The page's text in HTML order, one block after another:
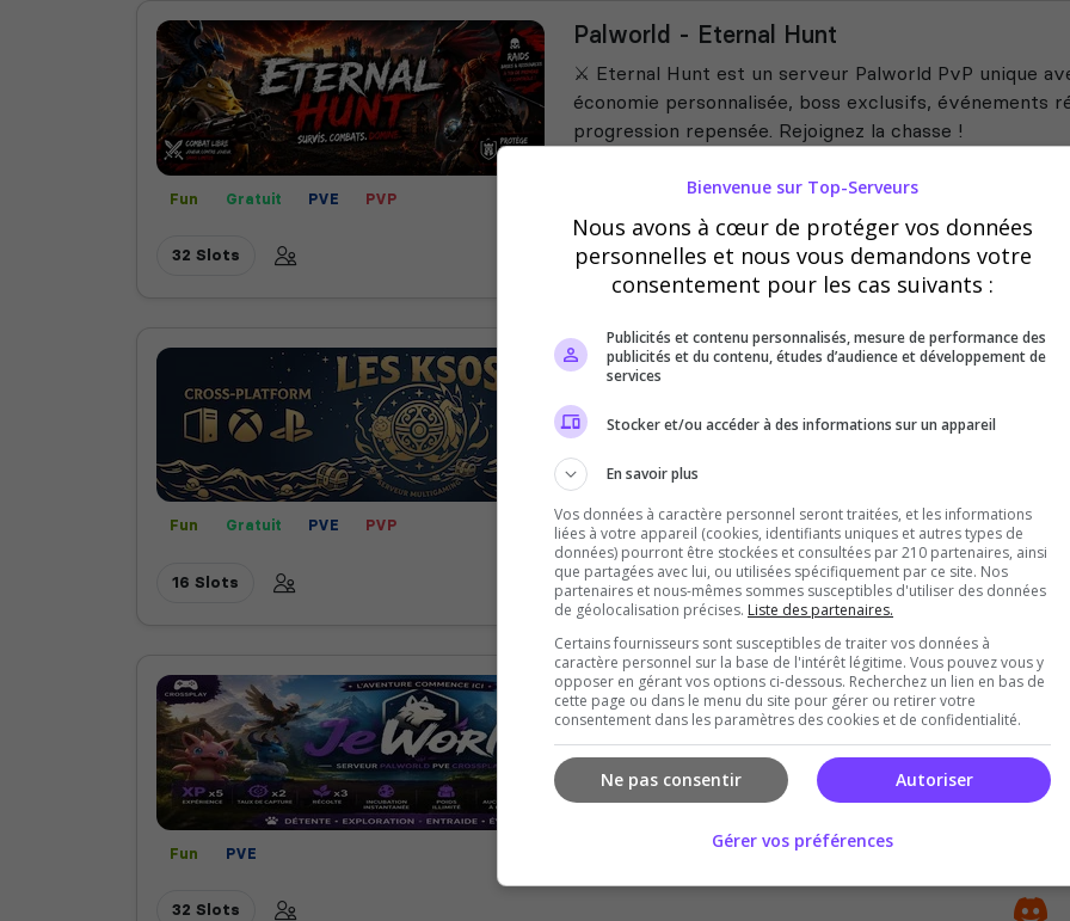
Fun Gratuit PVE PVP
Palworld - Eternal Hunt
⚔️ Eternal Hunt est un serveur Palworld PvP unique
économie personnalisée, boss exclusifs, événements
progression repensée. Rejoignez la chasse !
32 Slots
Fun Gratuit PVE PVP
Les KSOS
Les Ksos: Palworld Vanilla Pur. Full
Ambiance strictly +18, conviviale et
classement en dév. Discord multi-
16 Slots
Fun PVE
JeWorld Pve Communautaire
récolte x3
🌍 JeWorld est un serveur Palworld
détente, l’exploration et l’entraide. XP
x3, poids illimité, incubation instantané,
32 Slots
Bienvenue sur Top-Serveurs
Nous avons à cœur de protéger vos données
personnelles et nous vous demandons votre
consentement pour les cas suivants :
Publicités et contenu personnalisés, mesure de performance des
publicités et du contenu, études d’audience et développement de
services
Stocker et/ou accéder à des informations sur un appareil
En savoir plus
Vos données à caractère personnel seront traitées, et les informations
liées à votre appareil (cookies, identifiants uniques et autres types de
données) pourront être stockées et consultées par 210 partenaires, ainsi
que partagées avec lui, ou utilisées spécifiquement par ce site. Nos
partenaires et nous-mêmes sommes susceptibles d'utiliser des données
de géolocalisation précises. Liste des partenaires.
Certains fournisseurs sont susceptibles de traiter vos données à
caractère personnel sur la base de l'intérêt légitime. Vous pouvez vous y
opposer en gérant vos options ci-dessous. Recherchez un lien en bas de
cette page ou dans le menu du site pour gérer ou retirer votre
consentement dans les paramètres des cookies et de confidentialité.
Autoriser
Ne pas consentir
Gérer vos préférences